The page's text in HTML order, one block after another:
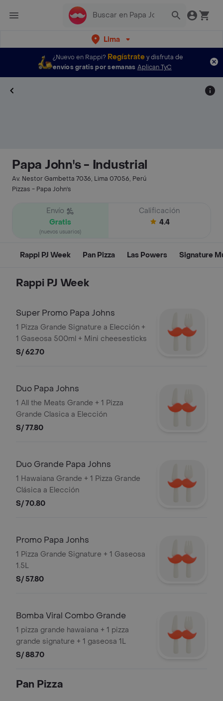
Lima
¿Nuevo en Rappi? Regístratey disfruta de
envíos gratis por semanas Aplican TyC
Papa John's - Industrial
Av. Nestor Gambetta 7036, Lima 07056, Perú
Pizzas - Papa John's
Envío
Gratis
(nuevos usuarios)
Calificación
4.4
Rappi PJ Week Pan Pizza Las Powers Signature
Rappi PJ Week
Super Promo Papa Johns
1 Pizza Grande Signature a Elección +
1 Gaseosa 500ml + Mini cheesesticks
S/ 62.70
Duo Papa Johns
1 All the Meats Grande + 1 Pizza
Grande Clasica a Elección
S/ 77.80
Duo Grande Papa Johns
1 Hawaiana Grande + 1 Pizza Grande
Clásica a Elección
S/ 70.80
Promo Papa Jonhs
1 Pizza Grande Signature + 1 Gaseosa
1.5L
S/ 57.80
Bomba Viral Combo Grande
1 pizza grande hawaiana + 1 pizza
grande signature + 1 gaseosa 1L
S/ 88.70
Pan Pizza